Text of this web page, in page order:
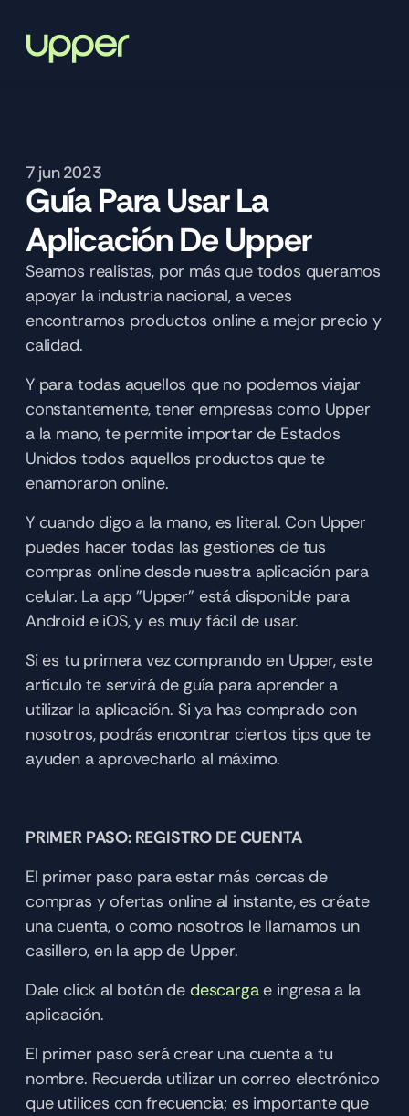
7 jun 2023
Guía Para Usar La
Aplicación De Upper
Seamos realistas, por más que todos queramos
apoyar la industria nacional, a veces
encontramos productos online a mejor precio y
calidad.
Y para todas aquellos que no podemos viajar
constantemente, tener empresas como Upper
a la mano, te permite importar de Estados
Unidos todos aquellos productos que te
enamoraron online.
Y cuando digo a la mano, es literal. Con Upper
puedes hacer todas las gestiones de tus
compras online desde nuestra aplicación para
celular. La app "Upper" está disponible para
Android e iOS, y es muy fácil de usar.
Si es tu primera vez comprando en Upper, este
artículo te servirá de guía para aprender a
utilizar la aplicación. Si ya has comprado con
nosotros, podrás encontrar ciertos tips que te
ayuden a aprovecharlo al máximo.
PRIMER PASO: REGISTRO DE CUENTA
El primer paso para estar más cercas de
compras y ofertas online al instante, es créate
una cuenta, o como nosotros le llamamos un
casillero, en la app de Upper.
Dale click al botón de descarga e ingresa a la
aplicación.
El primer paso será crear una cuenta a tu
nombre. Recuerda utilizar un correo electrónico
que utilices con frecuencia; es importante que